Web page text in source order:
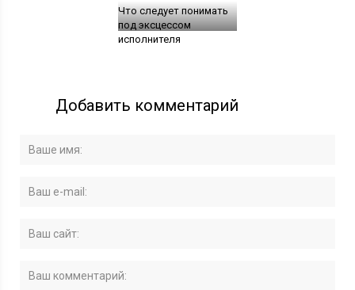
Что следует понимать
под эксцессом
исполнителя
Добавить комментарий